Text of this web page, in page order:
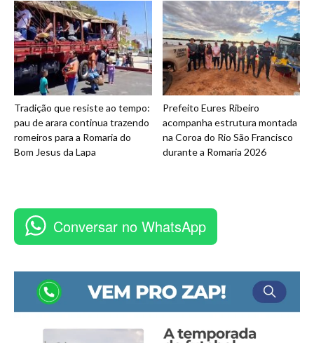
Tradição que resiste ao tempo:
pau de arara continua trazendo
romeiros para a Romaria do
Bom Jesus da Lapa
Prefeito Eures Ribeiro
acompanha estrutura montada
na Coroa do Rio São Francisco
durante a Romaria 2026
Conversar no WhatsApp